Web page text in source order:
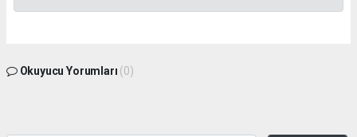
Okuyucu Yorumları (0)